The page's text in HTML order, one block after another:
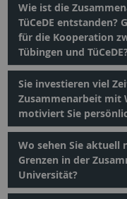
Wie ist die
TüCeDE entstanden?
für die Kooperation
Tübingen und
Sie investieren viel
Zusammenarbeit mit
motiviert Sie
Wo sehen Sie aktuell
Grenzen in der
Universität?